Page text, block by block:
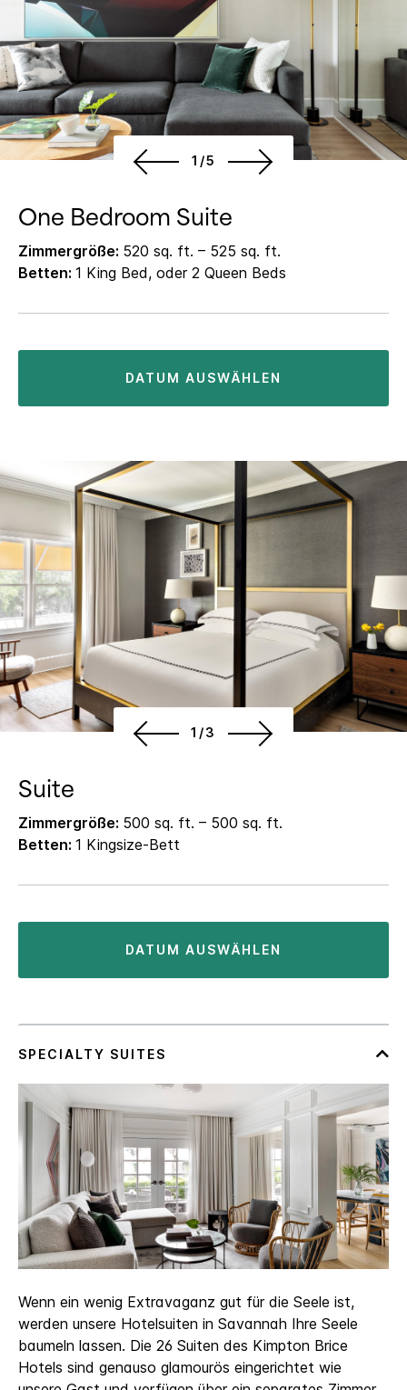
1/5
One Bedroom Suite
Zimmergröße: 520 sq. ft. – 525 sq. ft.
Betten: 1 King Bed, oder 2 Queen Beds
DATUM AUSWÄHLEN
1/3
Suite
Zimmergröße: 500 sq. ft. – 500 sq. ft.
Betten: 1 Kingsize-Bett
DATUM AUSWÄHLEN
Wenn ein wenig Extravaganz gut für die Seele ist,
werden unsere Hotelsuiten in Savannah Ihre Seele
baumeln lassen. Die 26 Suiten des Kimpton Brice
Hotels sind genauso glamourös eingerichtet wie